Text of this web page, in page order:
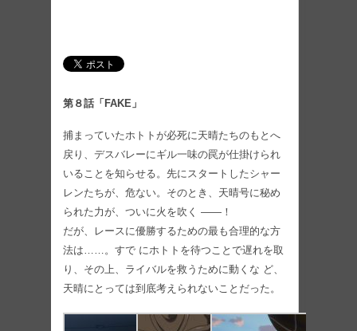
第８話「FAKE」
捕まっていたホトトが必死に天晴たちのもとへ
戻り、デスバレーにギル一味の罠が仕掛けられ
いることを知らせる。先にスタートしたシャー
レンたちが、危ない。そのとき、天晴号に秘め
られた力が、ついに火を吹く ――！
だが、レースに優勝するための最も合理的な方
法は……。すで にホトトを待つことで遅れを取
り、その上、ライバルを救うために動くな ど、
天晴にとっては到底考えられないことだった。